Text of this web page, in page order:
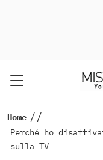
Home //
Perché ho
sulla TV